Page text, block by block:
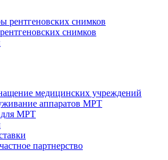
снимков
медицинских учреждений
аппаратов МРТ
для МРТ
партнерство